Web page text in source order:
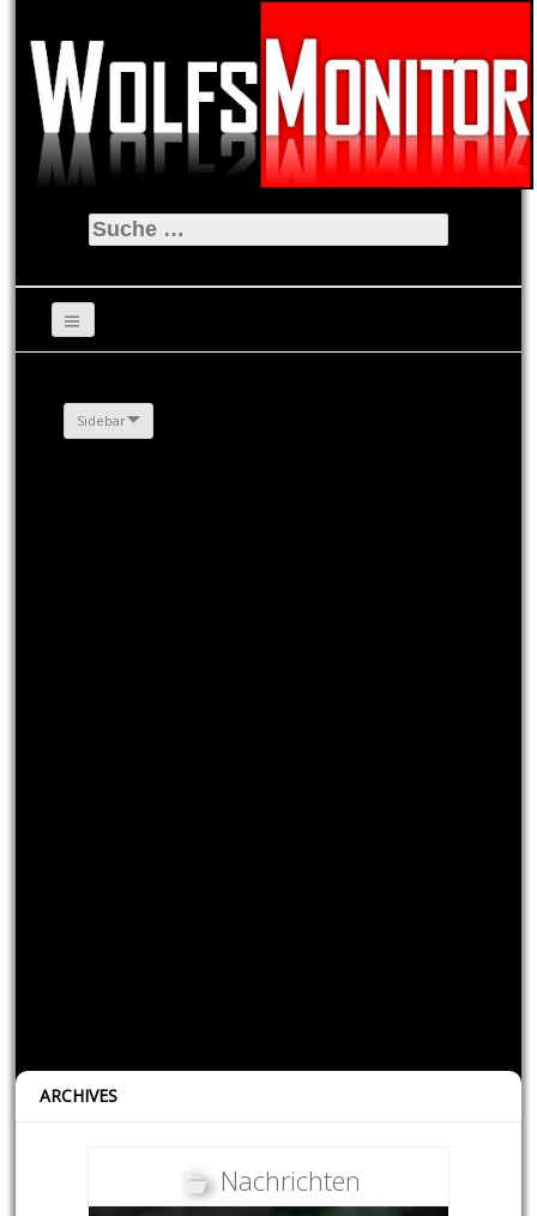
Suche
nach:
Sidebar
ARCHIVES
Nachrichten